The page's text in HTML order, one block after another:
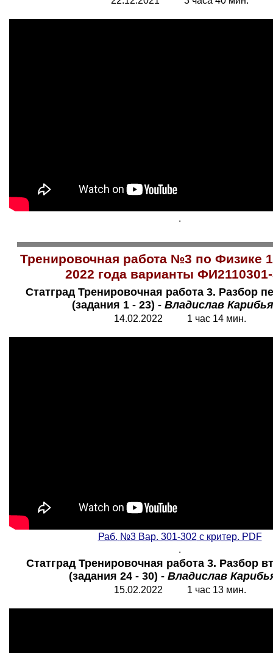
.
Тренировочная работа №3 по Физике
2022 года варианты
Статград Тренировочная работа 3. Разбор
(задания 1 - 23) - Владислав
14.02.2022 1 час 14 мин.
Раб. №3 Вар. 301-302 с критер. PDF
.
Статград Тренировочная работа 3. Разбор
(задания 24 - 30) - Владислав
15.02.2022 1 час 13 мин.